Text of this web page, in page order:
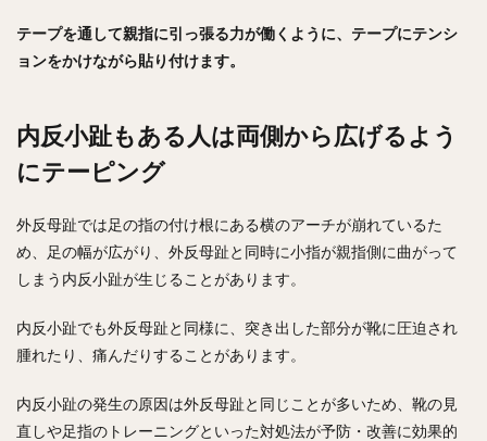
テープを通して親指に引っ張る力が働くように、テープにテンシ
ョンをかけながら貼り付けます。
内反小趾もある人は両側から広げるよう
にテーピング
外反母趾では足の指の付け根にある横のアーチが崩れているた
め、足の幅が広がり、外反母趾と同時に小指が親指側に曲がって
しまう内反小趾が生じることがあります。
内反小趾でも外反母趾と同様に、突き出した部分が靴に圧迫され
腫れたり、痛んだりすることがあります。
内反小趾の発生の原因は外反母趾と同じことが多いため、靴の見
直しや足指のトレーニングといった対処法が予防・改善に効果的